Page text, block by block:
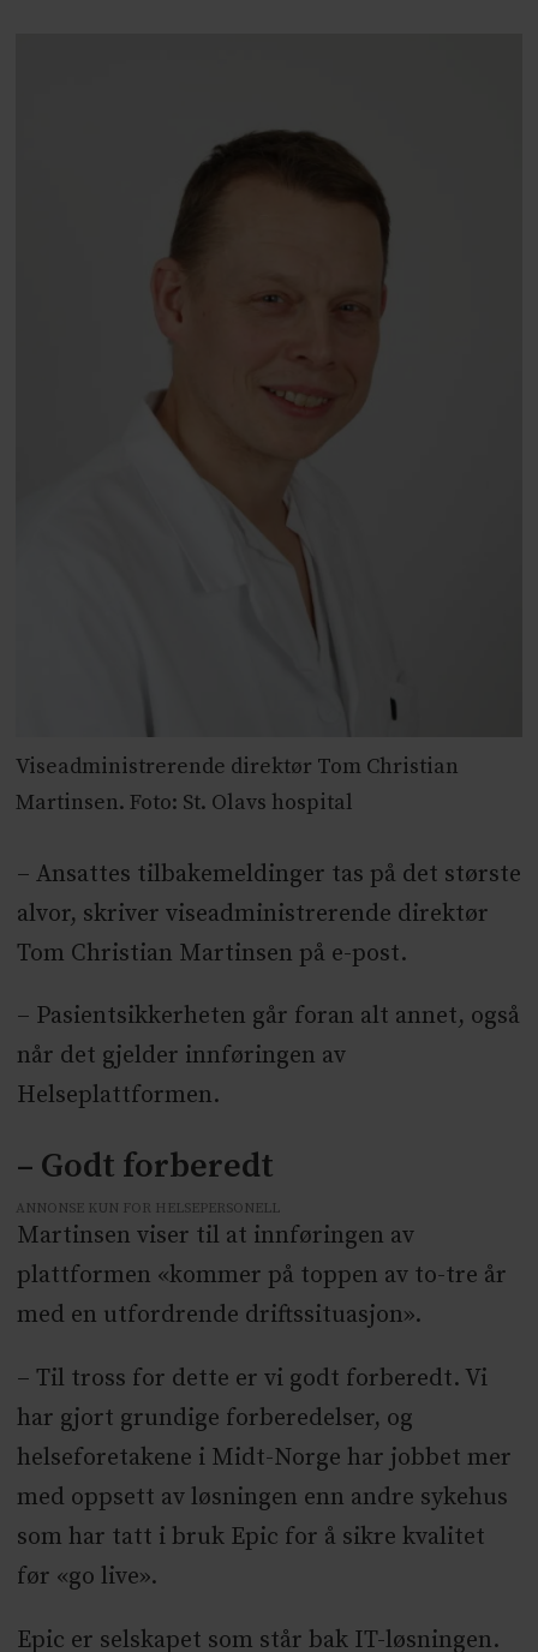
Viseadministrerende direktør Tom Christian
Martinsen. Foto: St. Olavs hospital
– Ansattes tilbakemeldinger tas på det største
alvor, skriver viseadministrerende direktør
Tom Christian Martinsen på e-post.
– Pasientsikkerheten går foran alt annet, også
når det gjelder innføringen av
Helseplattformen.
– Godt forberedt
ANNONSE KUN FOR HELSEPERSONELL
Martinsen viser til at innføringen av
plattformen «kommer på toppen av to-tre år
med en utfordrende driftssituasjon».
– Til tross for dette er vi godt forberedt. Vi
har gjort grundige forberedelser, og
helseforetakene i Midt-Norge har jobbet mer
med oppsett av løsningen enn andre sykehus
som har tatt i bruk Epic for å sikre kvalitet
før «go live».
Epic er selskapet som står bak IT-løsningen.